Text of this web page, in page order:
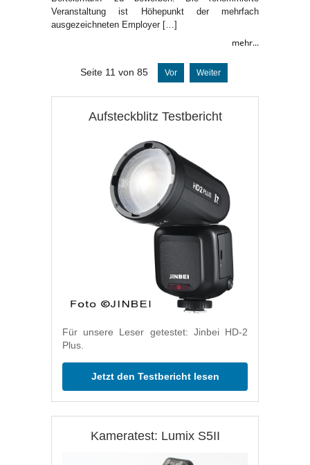
Veranstaltung ist Höhepunkt der mehrfach
ausgezeichneten Employer […]
mehr...
Seite 11 von 85 Vor Weiter
Aufsteckblitz Testbericht
Für unsere Leser getestet: Jinbei HD-2
Plus.
Jetzt den Testbericht lesen
Kameratest: Lumix S5II